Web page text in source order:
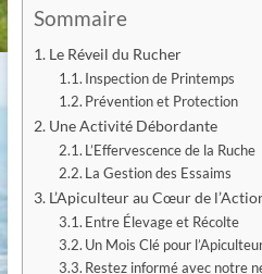
Sommaire
Le Réveil du Rucher
Inspection de Printemps
Prévention et Protection
Une Activité Débordante
L’Effervescence de la Ruche
La Gestion des Essaims
L’Apiculteur au Cœur de
Entre Élevage et Récolte
Un Mois Clé pour
Restez informé avec notre